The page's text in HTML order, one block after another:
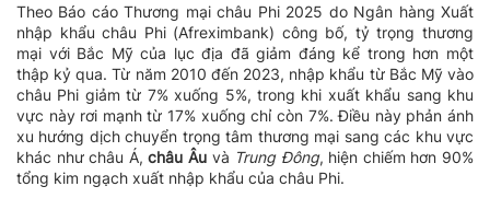
Theo Báo cáo Thương mại châu Phi 2025 do Ngân hàng Xuất
nhập khẩu châu Phi (Afreximbank) công bố, tỷ trọng thương
mại với Bắc Mỹ của lục địa đã giảm đáng kể trong hơn một
thập kỷ qua. Từ năm 2010 đến 2023, nhập khẩu từ Bắc Mỹ vào
châu Phi giảm từ 7% xuống 5%, trong khi xuất khẩu sang khu
vực này rơi mạnh từ 17% xuống chỉ còn 7%. Điều này phản ánh
xu hướng dịch chuyển trọng tâm thương mại sang các khu vực
khác như châu Á,châu Âuvà Trung Đông, hiện chiếm hơn 90%
tổng kim ngạch xuất nhập khẩu của châu Phi.